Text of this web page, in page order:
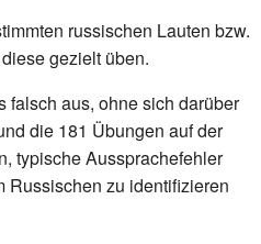
russischen Lauten bzw.
gezielt üben.
falsch aus, ohne sich darüber
die 181 Übungen auf der
typische Aussprachefehler
Russischen zu identifizieren